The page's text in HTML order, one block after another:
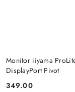
Monitor iiyama
DisplayPort Pivot
349.00